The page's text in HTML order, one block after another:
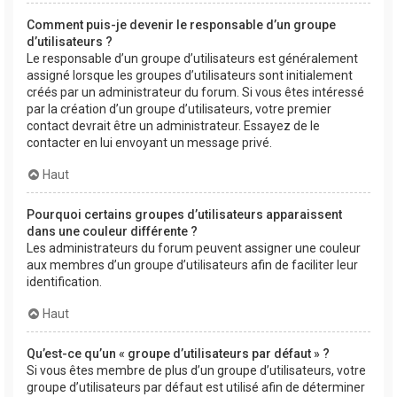
Comment puis-je devenir le responsable d’un groupe
d’utilisateurs ?
Le responsable d’un groupe d’utilisateurs est généralement
assigné lorsque les groupes d’utilisateurs sont initialement
créés par un administrateur du forum. Si vous êtes intéressé
par la création d’un groupe d’utilisateurs, votre premier
contact devrait être un administrateur. Essayez de le
contacter en lui envoyant un message privé.
Haut
Pourquoi certains groupes d’utilisateurs apparaissent
dans une couleur différente ?
Les administrateurs du forum peuvent assigner une couleur
aux membres d’un groupe d’utilisateurs afin de faciliter leur
identification.
Haut
Qu’est-ce qu’un « groupe d’utilisateurs par défaut » ?
Si vous êtes membre de plus d’un groupe d’utilisateurs, votre
groupe d’utilisateurs par défaut est utilisé afin de déterminer